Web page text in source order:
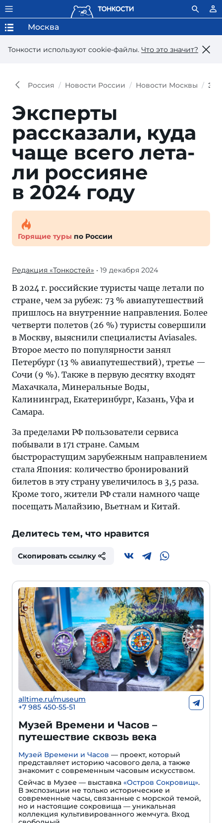
Тонкости используют сookie-файлы. Что это значит?
Москва
Россия Новости России Новости Москвы
Эксперты
рассказали, куда
ча­ще всего лета­
ли росси­яне
в 2024 году
Горящие туры по России
Редакция «Тонкостей» • 19 декабря 2024
В 2024 г. российские туристы чаще летали по
стране, чем за рубеж: 73 % авиапутешествий
пришлось на внутренние направления. Более
четверти полетов (26 %) туристы совершили
в Москву, выяснили специалисты Aviasales.
Второе место по популярности занял
Петербург (13 % авиапутешествий), третье —
Сочи (9 %). Также в первую десятку входят
Махачкала, Минеральные Воды,
Калининград, Екатеринбург, Казань, Уфа и
Самара.
За пределами РФ пользователи сервиса
побывали в 171 стране. Самым
быстрорастущим зарубежным направлением
стала Япония: количество бронирований
билетов в эту страну увеличилось в 3,5 раза.
Кроме того, жители РФ стали намного чаще
посещать Малайзию, Вьетнам и Китай.
Делитесь тем, что нравится
Скопировать ссылку
alltime.ru/museum
+7 985 450-55-51
Музей Времени и Часов –
путешествие сквозь века
Музей Времени и Часов — проект, который
представляет историю часового дела, а также
знакомит с современным часовым искусством.
Сейчас в Музее — выставка «Остров Сокровищ».
В экспозиции не только исторические и
современные часы, связанные с морской темой,
но и настоящие сокровища — уникальная
коллекция культивированного жемчуга. Вход